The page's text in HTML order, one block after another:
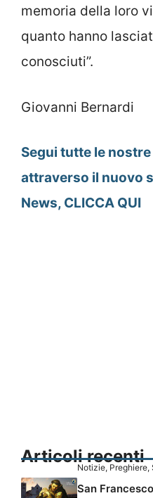
memoria della loro
quanto hanno
conosciuti”.
Giovanni Bernardi
Segui tutte le
attraverso il nuovo
News, CLICCA QUI
Articoli recenti
Notizie, Preghiere,
San